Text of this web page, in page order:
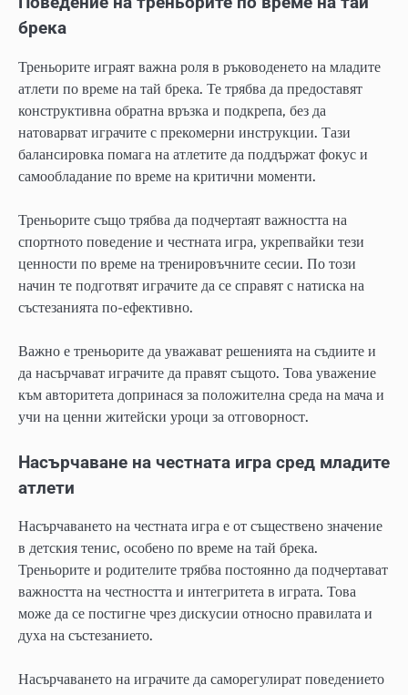
брека
Треньорите играят важна роля в ръководенето на младите
атлети по време на тай брека. Те трябва да предоставят
конструктивна обратна връзка и подкрепа, без да
натоварват играчите с прекомерни инструкции. Тази
балансировка помага на атлетите да поддържат фокус и
самообладание по време на критични моменти.
Треньорите също трябва да подчертаят важността на
спортното поведение и честната игра, укрепвайки тези
ценности по време на тренировъчните сесии. По този
начин те подготвят играчите да се справят с натиска на
състезанията по-ефективно.
Важно е треньорите да уважават решенията на съдиите и
да насърчават играчите да правят същото. Това уважение
към авторитета допринася за положителна среда на мача и
учи на ценни житейски уроци за отговорност.
Насърчаване на честната игра сред младите
атлети
Насърчаването на честната игра е от съществено значение
в детския тенис, особено по време на тай брека.
Треньорите и родителите трябва постоянно да подчертават
важността на честността и интегритета в играта. Това
може да се постигне чрез дискусии относно правилата и
духа на състезанието.
Насърчаването на играчите да саморегулират поведението